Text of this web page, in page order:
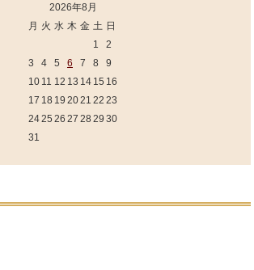
2026年8月
月 火 水 木 金 土 日
1
2
3
4 5 6 7 8
9
10 11 12 13 14 15 16
17 18 19 2021 22 23
2425 26 27 28 29 30
31